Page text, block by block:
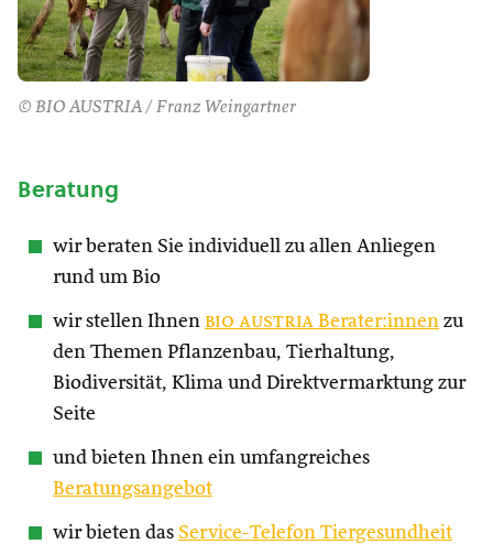
© BIO AUSTRIA / Franz Weingartner
Beratung
wir beraten Sie individuell zu allen Anliegen
rund um Bio
wir stellen Ihnen bio austria Berater:innen zu
den Themen Pflanzenbau, Tierhaltung,
Biodiversität, Klima und Direktvermarktung zur
Seite
und bieten Ihnen ein umfangreiches
Beratungsangebot
wir bieten das Service-Telefon Tiergesundheit